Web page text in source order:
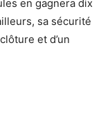
en gagnera dix
sa sécurité
et d’un